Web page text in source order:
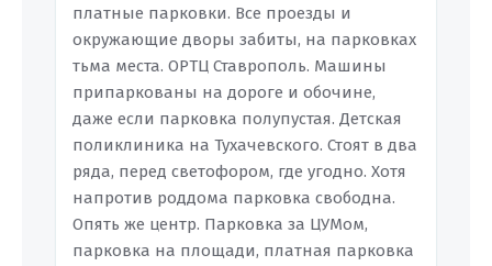
платные парковки. Все проезды и
окружающие дворы забиты, на парковках
тьма места. ОРТЦ Ставрополь. Машины
припаркованы на дороге и обочине,
даже если парковка полупустая. Детская
поликлиника на Тухачевского. Стоят в два
ряда, перед светофором, где угодно. Хотя
напротив роддома парковка свободна.
Опять же центр. Парковка за ЦУМом,
парковка на площади, платная парковка